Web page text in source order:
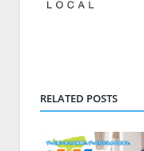
RELATED POSTS